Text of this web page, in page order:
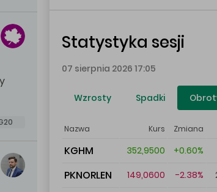
Statystyka sesji
07 sierpnia 2026 17:05
Wzrosty Spadki
Nazwa Kurs Zmiana
KGHM 352,9500 +0.60%
PKNORLEN 149,0600 -2.38%